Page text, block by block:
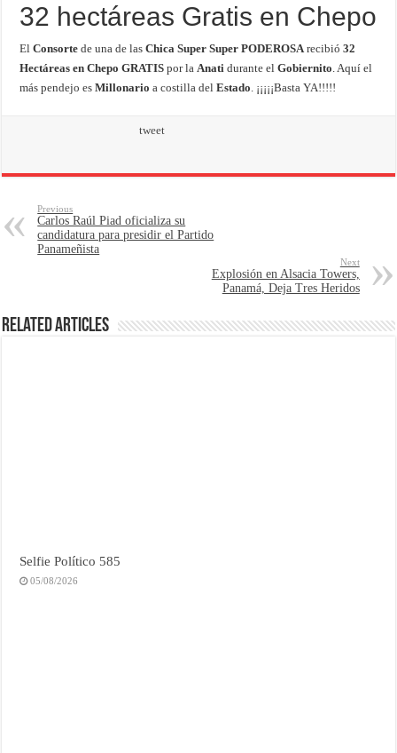
32 hectáreas Gratis en Chepo
ElConsorte de una de lasChica Super Super PODEROSA recibió32
Hectáreas en Chepo GRATIS por la Anati durante elGobiernito . Aquí el
más pendejo esMillonario a costilla delEstado . ¡¡¡¡¡Basta YA!!!!!
tweet
Previous
Carlos Raúl Piad oficializa su
candidatura para presidir el Partido
Panameñista
Next
Explosión en Alsacia Towers,
Panamá, Deja Tres Heridos
Related Articles
Selfie Político 585
05/08/2026